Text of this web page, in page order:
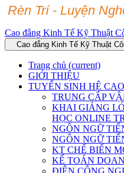
Rèn Trí - Luyện
Cao đẳng Kinh Tế Kỹ Thuật
Cao đẳng Kinh Tế Kỹ Thuật
Trang chủ (current)
GIỚI THIỆU
TUYỂN SINH HỆ
TRUNG CẤP
KHAI GIẢNG
HỌC ONLINE
NGÔN NGỮ
NGÔN NGỮ
KT CHẾ BIẾN
KẾ TOÁN
ĐIỆN CÔNG